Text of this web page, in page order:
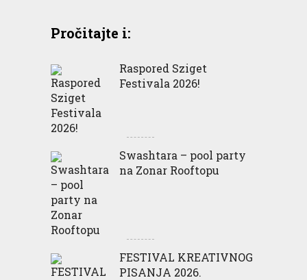
Pročitajte i:
Raspored Sziget
Festivala 2026!
Swashtara – pool party
na Zonar Rooftopu
FESTIVAL KREATIVNOG
PISANJA 2026.